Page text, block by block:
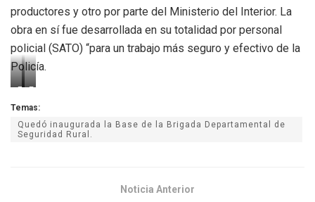
productores y otro por parte del Ministerio del Interior. La
obra en sí fue desarrollada en su totalidad por personal
policial (SATO) “para un trabajo más seguro y efectivo de la
Policía.
F
u
e
F
u
e
Temas:
Quedó inaugurada la Base de la Brigada Departamental de
Seguridad Rural.
Noticia Anterior